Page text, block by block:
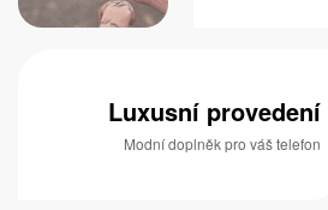
Luxusní provedení
Modní doplněk pro váš telefon